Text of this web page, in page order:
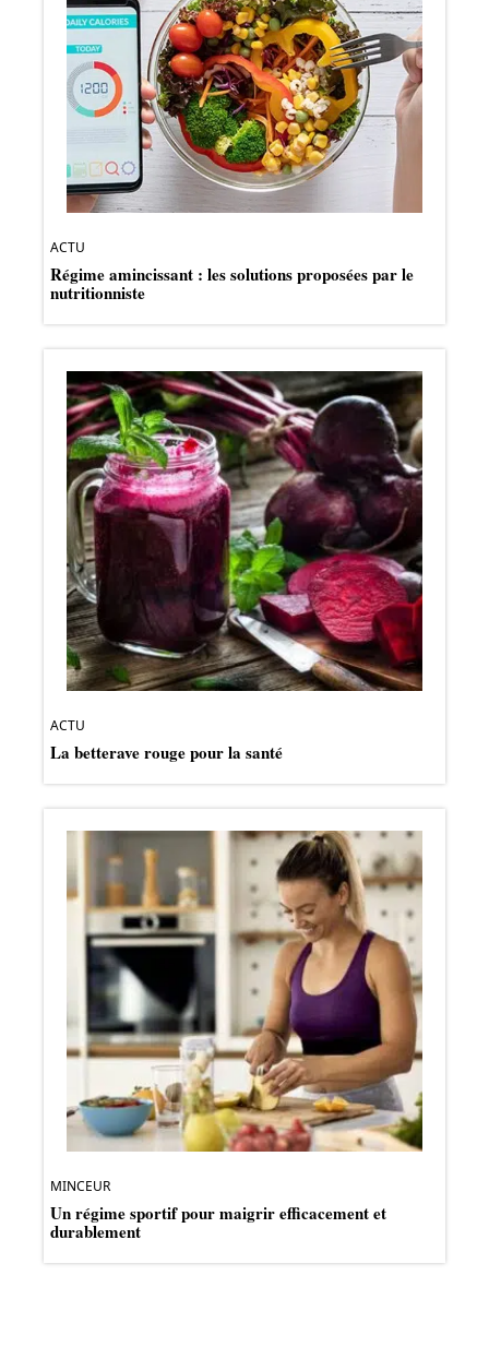
ACTU
Régime amincissant : les solutions proposées par le
nutritionniste
ACTU
La betterave rouge pour la santé
MINCEUR
Un régime sportif pour maigrir efficacement et
durablement